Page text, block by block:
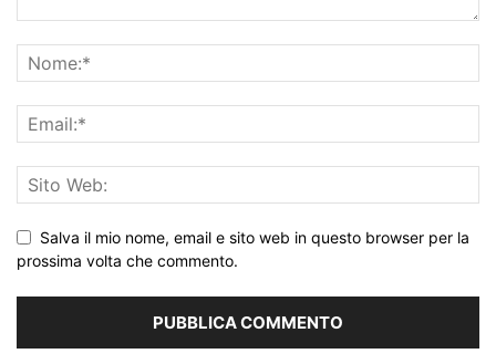
Salva il mio nome, email e sito web in questo browser per la
prossima volta che commento.